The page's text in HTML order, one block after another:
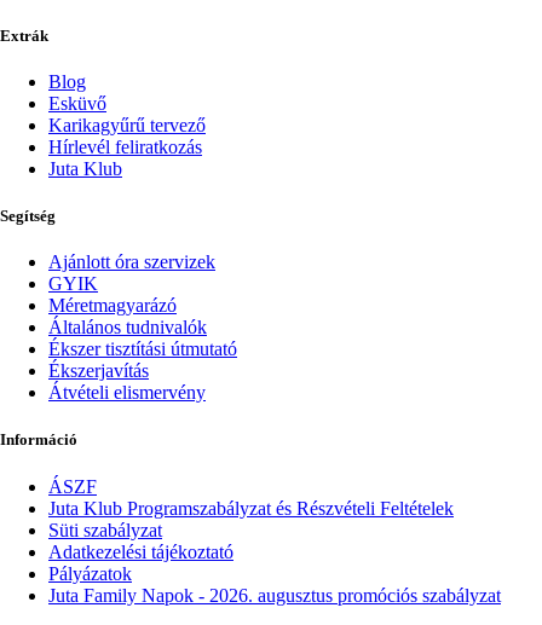
Extrák
Blog
Esküvő
Karikagyűrű tervező
Hírlevél feliratkozás
Juta Klub
Segítség
Ajánlott óra szervizek
GYIK
Méretmagyarázó
Általános tudnivalók
Ékszer tisztítási útmutató
Ékszerjavítás
Átvételi elismervény
Információ
ÁSZF
Juta Klub Programszabályzat és Részvételi Feltételek
Süti szabályzat
Adatkezelési tájékoztató
Pályázatok
Juta Family Napok - 2026. augusztus promóciós szabályzat